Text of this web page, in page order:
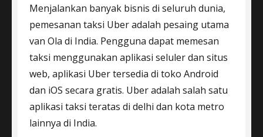
Menjalankan banyak bisnis di seluruh dunia,
pemesanan taksi Uber adalah pesaing utama
van Ola di India. Pengguna dapat memesan
taksi menggunakan aplikasi seluler dan situs
web, aplikasi Uber tersedia di toko Android
dan iOS secara gratis. Uber adalah salah satu
aplikasi taksi teratas di delhi dan kota metro
lainnya di India.